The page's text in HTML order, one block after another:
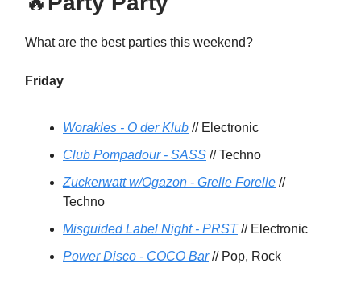
What are the best parties this weekend?
Friday
Worakles - O der Klub // Electronic
Club Pompadour - SASS // Techno
Zuckerwatt w/Ogazon - Grelle Forelle //
Techno
Misguided Label Night - PRST// Electronic
Power Disco - COCO Bar// Pop, Rock